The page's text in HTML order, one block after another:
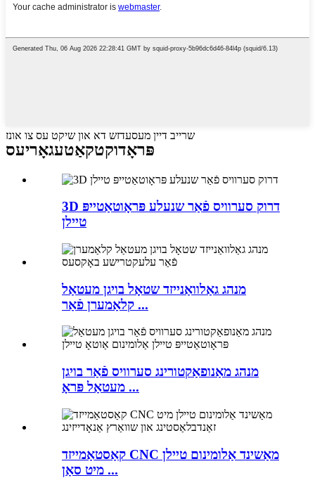
שרייב דיין מעסעדזש דא און שיקט עס צו אונז
פּראָדוקטקאַטעגאָריעס
3D דרוק סערוויס פֿאַר שנעלע פּראָוטאַטייפּ
טיילן
מנהג גאַלוואַנייזד שטאָל בויגן מעטאַל
קלאַמערן פֿאַר ...
מנהג מאַנופאַקטורינג סערוויס פֿאַר בויגן
מעטאַל פּראָ ...
קאַסטאַמייזד CNC מאַשינד אַלומינום טיילן
מיט סאַן ...